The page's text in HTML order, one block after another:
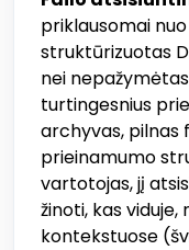
priklausomai
struktūrizuotas
nei
turtingesnius
archyvas, pilnas
prieinamumo
vartotojas, jį
žinoti, kas
kontekstuose